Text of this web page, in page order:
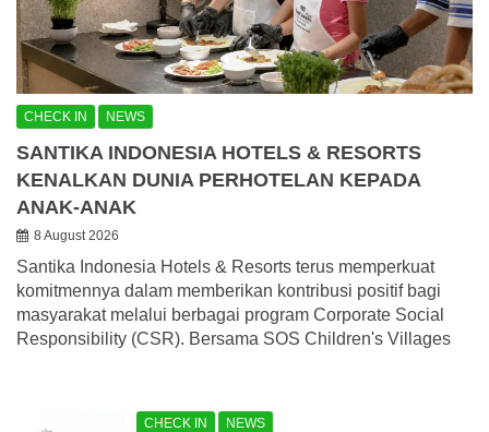
CHECK IN NEWS
SANTIKA INDONESIA HOTELS & RESORTS
KENALKAN DUNIA PERHOTELAN KEPADA
ANAK-ANAK
8 August 2026
Santika Indonesia Hotels & Resorts terus memperkuat
komitmennya dalam memberikan kontribusi positif bagi
masyarakat melalui berbagai program Corporate Social
Responsibility (CSR). Bersama SOS Children's Villages
CHECK IN NEWS